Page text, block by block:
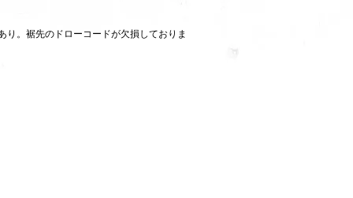
。裾先のドローコードが欠損しておりま